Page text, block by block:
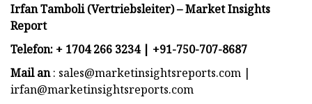
Irfan Tamboli (Vertriebsleiter) – Market Insights
Report
Telefon: + 1704 266 3234 | +91-750-707-8687
Mail an: sales@marketinsightsreports.com |
irfan@marketinsightsreports.com